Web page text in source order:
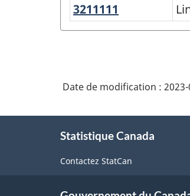
Variante
du
2017
2.0
Indice
3211111
et
les
Date de modification :
Statistique Canada
Contactez StatCan